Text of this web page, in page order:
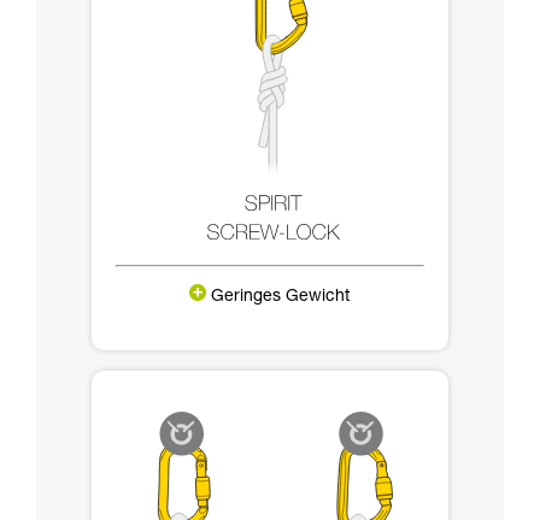
Geringes Gewicht